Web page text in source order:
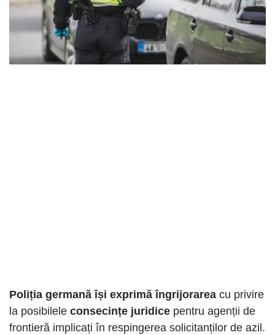
Poliția germană își exprimă îngrijorarea cu privire
la posibilele consecințe juridice pentru agenții de
frontieră implicați în respingerea solicitanților de azil.